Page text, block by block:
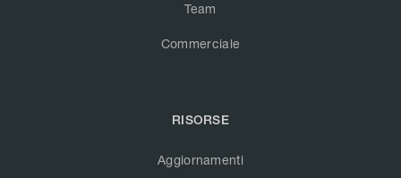
Team
Commerciale
RISORSE
Aggiornamenti